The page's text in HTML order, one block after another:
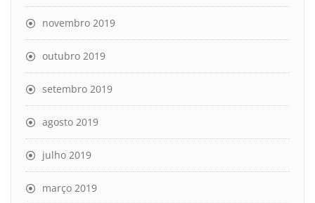
novembro 2019
outubro 2019
setembro 2019
agosto 2019
julho 2019
março 2019